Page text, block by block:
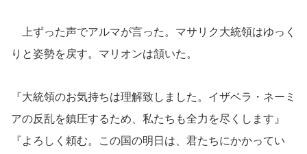
上ずった声でアルマが言った。マサリク大統領はゆっく
りと姿勢を戻す。マリオンは頷いた。
『大統領のお気持ちは理解致しました。イザベラ・ネーミ
アの反乱を鎮圧するため、私たちも全力を尽くします』
『よろしく頼む。この国の明日は、君たちにかかってい